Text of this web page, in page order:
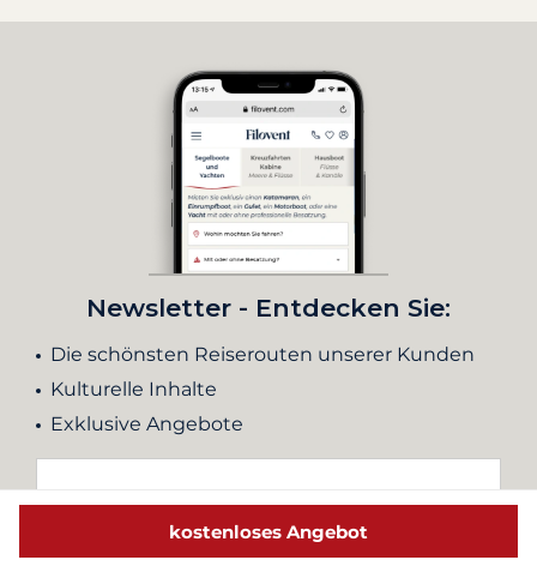
kostenloses Angebot
Newsletter - Entdecken Sie:
Die schönsten Reiserouten unserer Kunden
Kulturelle Inhalte
Exklusive Angebote